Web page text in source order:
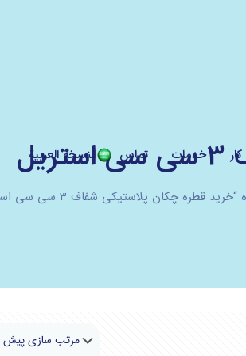
خدمات تماس النسخة العربية
چکان پلاستیکی شفاف 3 سی سی استریل”